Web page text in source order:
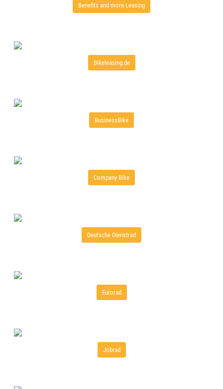
Benefits and more Leasing
Bikeleasing.de
BusinessBike
Company Bike
Deutsche Dienstrad
Eurorad
Jobrad